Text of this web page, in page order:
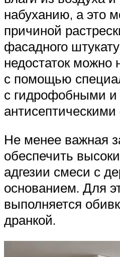
набуханию, а это
причиной
фасадного
недостаток можно
с помощью
с гидрофобными и
Не менее важная
обеспечить
адгезии смеси с
основанием. Для
выполняется
дранкой.